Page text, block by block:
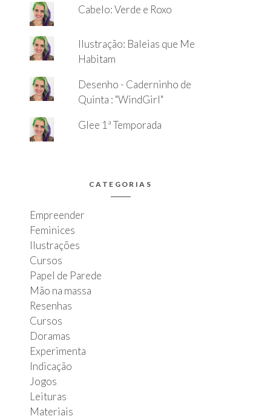
Cabelo: Verde e Roxo
Ilustração: Baleias que Me
Habitam
Desenho - Caderninho de
Quinta : "WindGirl"
Glee 1ª Temporada
CATEGORIAS
Empreender
Feminices
Ilustrações
Cursos
Papel de Parede
Mão na massa
Resenhas
Cursos
Doramas
Experimenta
Indicação
Jogos
Leituras
Materiais